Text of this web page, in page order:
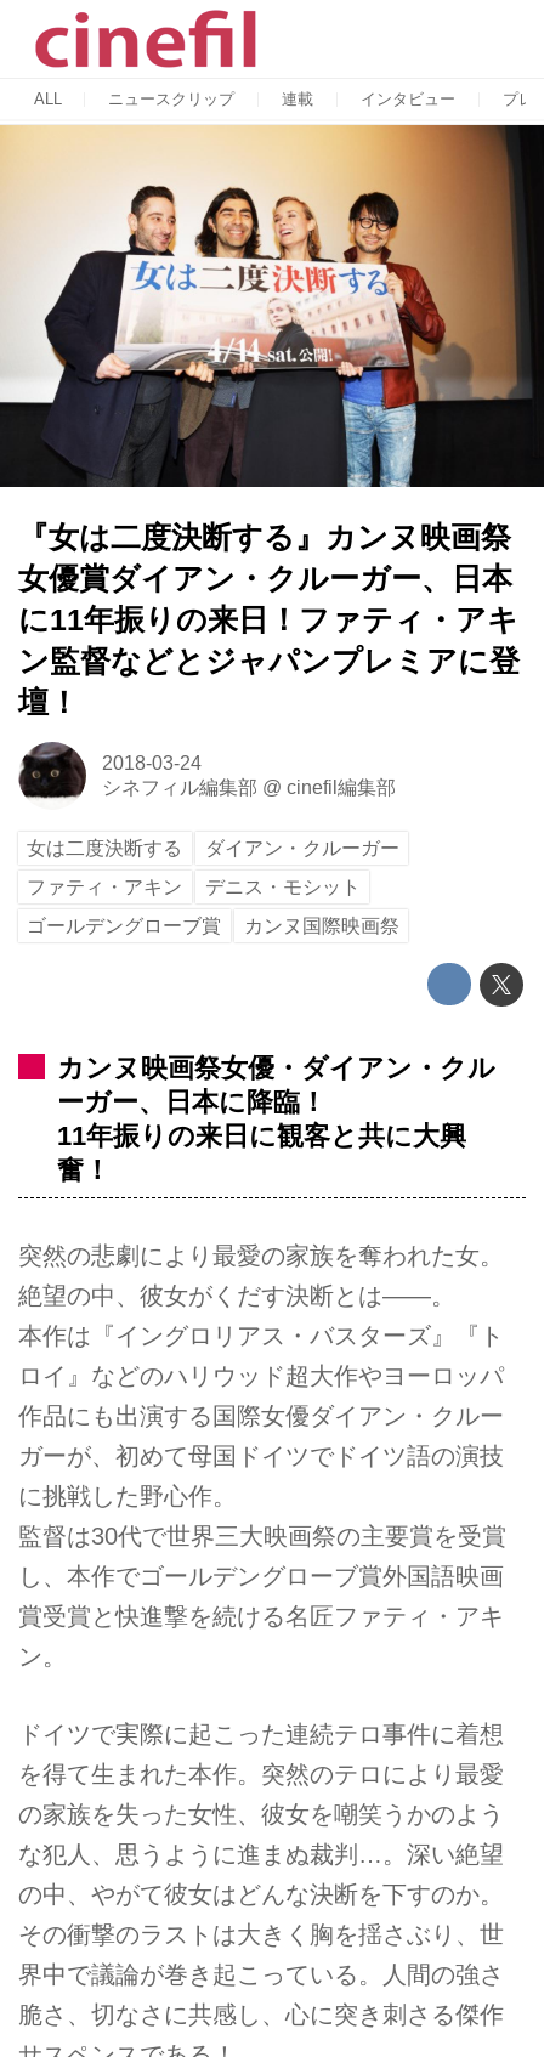
ALL ニュースクリップ 連載 インタビュー プレ
『女は二度決断する』カンヌ映画祭
女優賞ダイアン・クルーガー、日本
に11年振りの来日！ファティ・アキ
ン監督などとジャパンプレミアに登
壇！
2018-03-24
シネフィル編集部 @ cinefil編集部
女は二度決断する
ダイアン・クルーガー
ファティ・アキン
デニス・モシット
ゴールデングローブ賞
カンヌ国際映画祭
カンヌ映画祭女優・ダイアン・クル
ーガー、日本に降臨！
11年振りの来日に観客と共に大興
奮！
突然の悲劇により最愛の家族を奪われた女。
絶望の中、彼女がくだす決断とは――。
本作は『イングロリアス・バスターズ』『ト
ロイ』などのハリウッド超大作やヨーロッパ
作品にも出演する国際女優ダイアン・クルー
ガーが、初めて母国ドイツでドイツ語の演技
に挑戦した野心作。
監督は30代で世界三大映画祭の主要賞を受賞
し、本作でゴールデングローブ賞外国語映画
賞受賞と快進撃を続ける名匠ファティ・アキ
ン。
ドイツで実際に起こった連続テロ事件に着想
を得て生まれた本作。突然のテロにより最愛
の家族を失った女性、彼女を嘲笑うかのよう
な犯人、思うように進まぬ裁判…。深い絶望
の中、やがて彼女はどんな決断を下すのか。
その衝撃のラストは大きく胸を揺さぶり、世
界中で議論が巻き起こっている。人間の強さ
脆さ、切なさに共感し、心に突き刺さる傑作